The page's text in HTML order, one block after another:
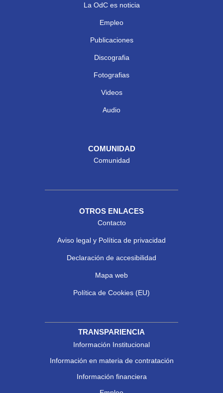
La OdC es noticia
Empleo
Publicaciones
Discografia
Fotografias
Videos
Audio
COMUNIDAD
Comunidad
OTROS ENLACES
Contacto
Aviso legal y Política de privacidad
Declaración de accesibilidad
Mapa web
Política de Cookies (EU)
TRANSPARIENCIA
Información Institucional
Información en materia de contratación
Información financiera